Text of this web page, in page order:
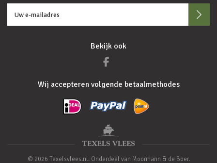
Bekijk ook
Wij accepteren volgende betaalmethodes
© 2026 Texelsvlees.nl. Onderdeel van Moormann & de Boer.